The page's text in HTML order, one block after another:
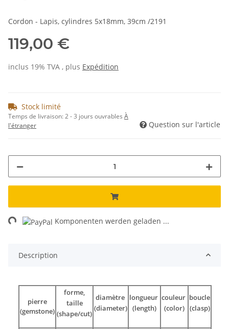
Cordon - Lapis, cylindres 5x18mm, 39cm /2191
119,00 €
inclus 19% TVA , plus Expédition
Stock limité
Temps de livraison:2 - 3 jours ouvrables À
l'étranger
Question sur l'article
Komponenten werden geladen ...
Description
pierre
(gemstone)
forme,
taille
(shape/cut)
diamètre
(diameter)
longueur
(length)
couleur
(color)
boucle
(clasp)